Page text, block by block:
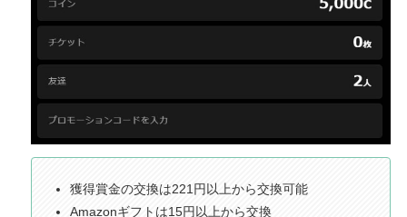
獲得賞金の交換は221円以上から交換可能
Amazonギフトは15円以上から交換